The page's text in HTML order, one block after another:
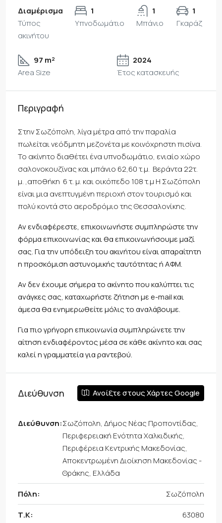
Διαμέρισμα
Τύπος
ακινήτου
1
Υπνοδωμάτιο
1
Μπάνιο
1
Γκαράζ
97 m²
Area Size
2024
Έτος κατασκευής
Περιγραφή
Στην Σωζόπολη, λίγα μέτρα από την παραλία
πωλείται νεόδμητη μεζονέτα με κοινόχρηστη πισίνα.
Το ακίνητο διαθέτει ένα υπνοδωμάτιο, ενιαίο χώρο
σαλονοκουζίνας και μπάνιο 62,60 τ.μ. Βεράντα 22τ.
μ. ,αποθήκη 6 τ. μ. και οικόπεδο 108 τ.μ Η Σωζόπολη
είναι μια ανεπτυγμένη περιοχή στον τουρισμό και
πολύ κοντά στο αεροδρόμιο της Θεσσαλονίκης.
Αν ενδιαφέρεστε, επικοινωνήστε συμπληρώστε την
φόρμα επικοινωνίας και θα επικοινωνήσουμε μαζί
σας. Για την υπόδειξη του ακινήτου είναι απαραίτητη
η προσκόμιση αστυνομικής ταυτότητας ή ΑΦΜ.
Αν δεν έχουμε σήμερα το ακίνητο που καλύπτει τις
ανάγκες σας, καταχωρήστε ζήτηση με e-mail και
άμεσα θα ενημερωθείτε μόλις το αναλάβουμε.
Για πιο γρήγορη επικοινωνία συμπληρώνετε την
αίτηση ενδιαφέροντος μέσα σε κάθε ακίνητο και σας
καλεί η γραμματεία για ραντεβού.
Διεύθυνση Ανοίξτε στους Χάρτες Google
Διεύθυνση:Σωζόπολη, Δήμος Νέας Προποντίδας,
Περιφερειακή Ενότητα Χαλκιδικής,
Περιφέρεια Κεντρικής Μακεδονίας,
Αποκεντρωμένη Διοίκηση Μακεδονίας -
Θράκης, Ελλάδα
Πόλη:
Σωζόπολη
Τ.Κ:
63080